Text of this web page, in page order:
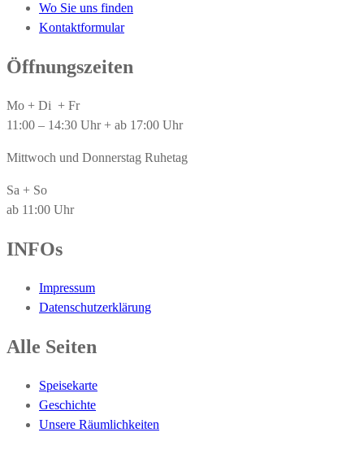
Wo Sie uns finden
Kontaktformular
Öffnungszeiten
Mo + Di + Fr
11:00 – 14:30 Uhr + ab 17:00 Uhr
Mittwoch und Donnerstag Ruhetag
Sa + So
ab 11:00 Uhr
INFOs
Impressum
Datenschutzerklärung
Alle Seiten
Speisekarte
Geschichte
Unsere Räumlichkeiten